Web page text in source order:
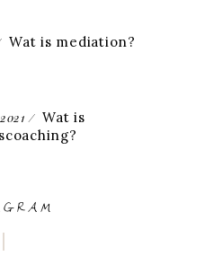
Wat is mediation?
Wat is